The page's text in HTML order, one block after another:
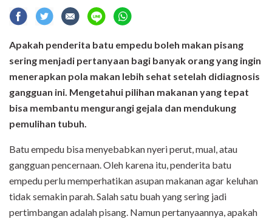
Apakah penderita batu empedu boleh makan pisang
sering menjadi pertanyaan bagi banyak orang yang ingin
menerapkan pola makan lebih sehat setelah didiagnosis
gangguan ini. Mengetahui pilihan makanan yang tepat
bisa membantu mengurangi gejala dan mendukung
pemulihan tubuh.
Batu empedu bisa menyebabkan nyeri perut, mual, atau
gangguan pencernaan. Oleh karena itu, penderita batu
empedu perlu memperhatikan asupan makanan agar keluhan
tidak semakin parah. Salah satu buah yang sering jadi
pertimbangan adalah pisang. Namun pertanyaannya, apakah